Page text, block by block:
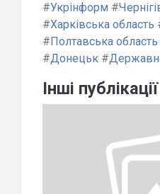
#Укрінформ #
#Харківська область
# Полтавська область
#Донецьк #
Інші публікації